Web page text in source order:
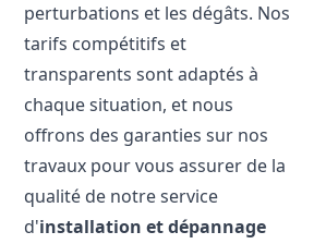
perturbations et les dégâts. Nos
tarifs compétitifs et
transparents sont adaptés à
chaque situation, et nous
offrons des garanties sur nos
travaux pour vous assurer de la
qualité de notre service
d'installation et dépannage